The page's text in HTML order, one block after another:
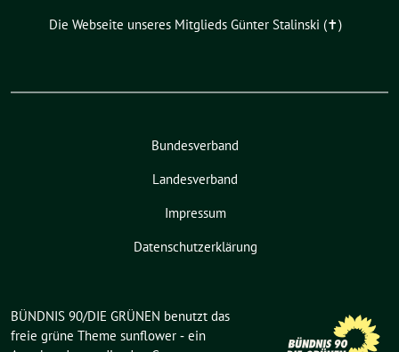
Die Webseite unseres Mitglieds Günter Stalinski (✝︎)
Bundesverband
Landesverband
Impressum
Datenschutzerklärung
BÜNDNIS 90/DIE GRÜNEN benutzt das
freie grüne Theme sunflower ‐ ein